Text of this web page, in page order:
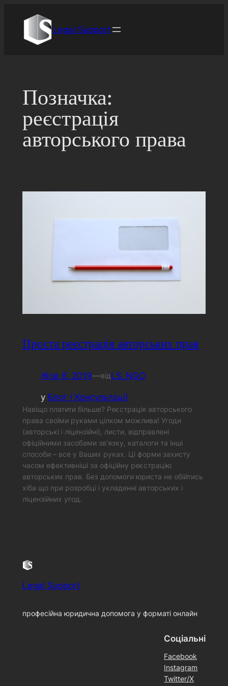
вмісту
Legal Support
Позначка:
реєстрація
авторського права
Проста реєстрація авторських прав
Жов 8, 2019—відLS_NGO
у Блог і Консультації
Навіщо платити більше? Реєстрація авторського
права своїми руками цілком можлива! Угоди
(авторські і ліцензійні), листи, відправлені
офіційними засобами зв’язку, каталоги та інші
способи – все у Ваших руках. Ці форми захисту
часом ефективніші за офіційну реєстрацію
авторських прав. Без допомоги юриста не обійтись
хіба що при розробці і укладенні авторських і
ліцензійних угод.
Legal Support
професійна юридична допомога у форматі онлайн
Соціальні
Facebook
Instagram
Twitter/X